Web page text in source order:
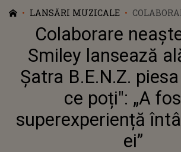
LANSĂRI MUZICALE
ȘATRA
TOT CE
Colaborare
Smiley lansează
Șatra B.E.N.Z.
ce poți": „A
superexperiență
ei”